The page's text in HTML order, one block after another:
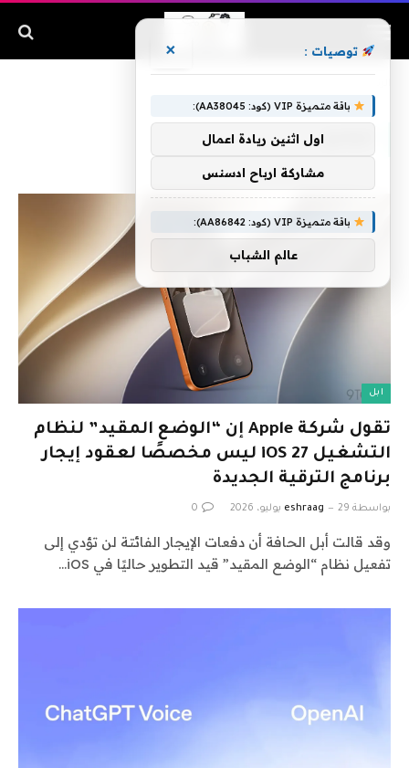
ابل
تقول شركة Apple إن “الوضع المقيد” لنظام
التشغيل iOS 27 ليس مخصصًا لعقود إيجار
برنامج الترقية الجديدة
بواسطة eshraag 29 يوليو، 2026 0
وقد قالت أبل الحافة أن دفعات الإيجار الفائتة لن تؤدي إلى
تفعيل نظام “الوضع المقيد” قيد التطوير حاليًا في iOS…
توصيات : ×
باقة متميزة VIP (كود: AA38045):
اول اثنين ريادة اعمال
مشاركة ارباح ادسنس
باقة متميزة VIP (كود: AA86842):
عالم الشباب